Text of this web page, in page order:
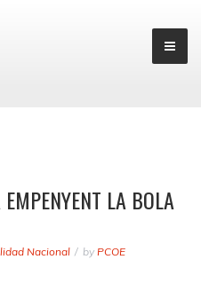
LA BOLA
Nacional by PCOE